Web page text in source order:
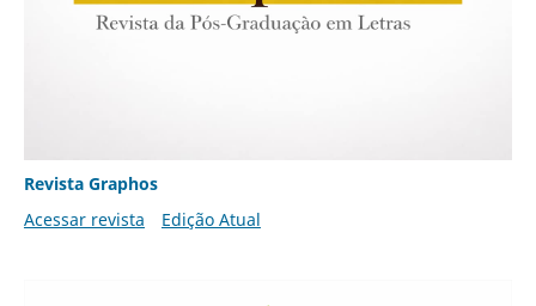
Revista Graphos
Acessar revista
Edição Atual